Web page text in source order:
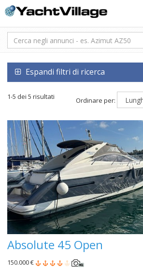
Espandi filtri di ricerca
1-5 dei 5 risultati Ordinare per:
Absolute 45 Open
150.000 €